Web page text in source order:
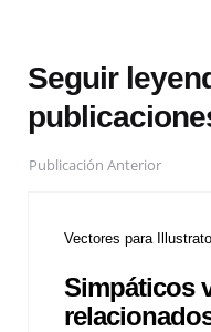
Seguir
Publicación Anterior
Vectores para
Simpáticos